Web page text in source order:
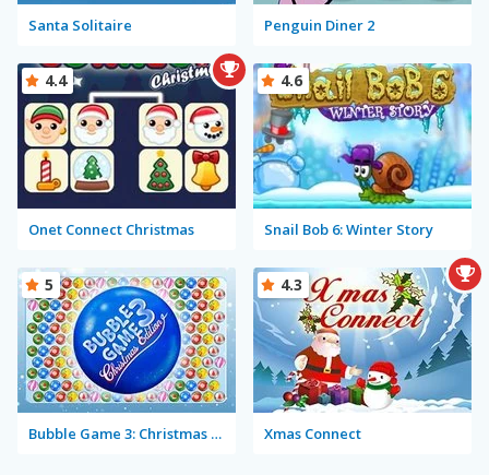
Santa Solitaire Penguin Diner 2
Onet Connect Christmas
4.4
Snail Bob 6: Winter Story
4.6
Bubble Game 3: Christmas Edition
5
Xmas Connect
4.3